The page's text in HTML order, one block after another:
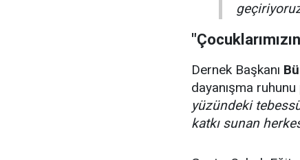
Dernek Başkanı
dayanışma
yüzündeki
katkı sunan